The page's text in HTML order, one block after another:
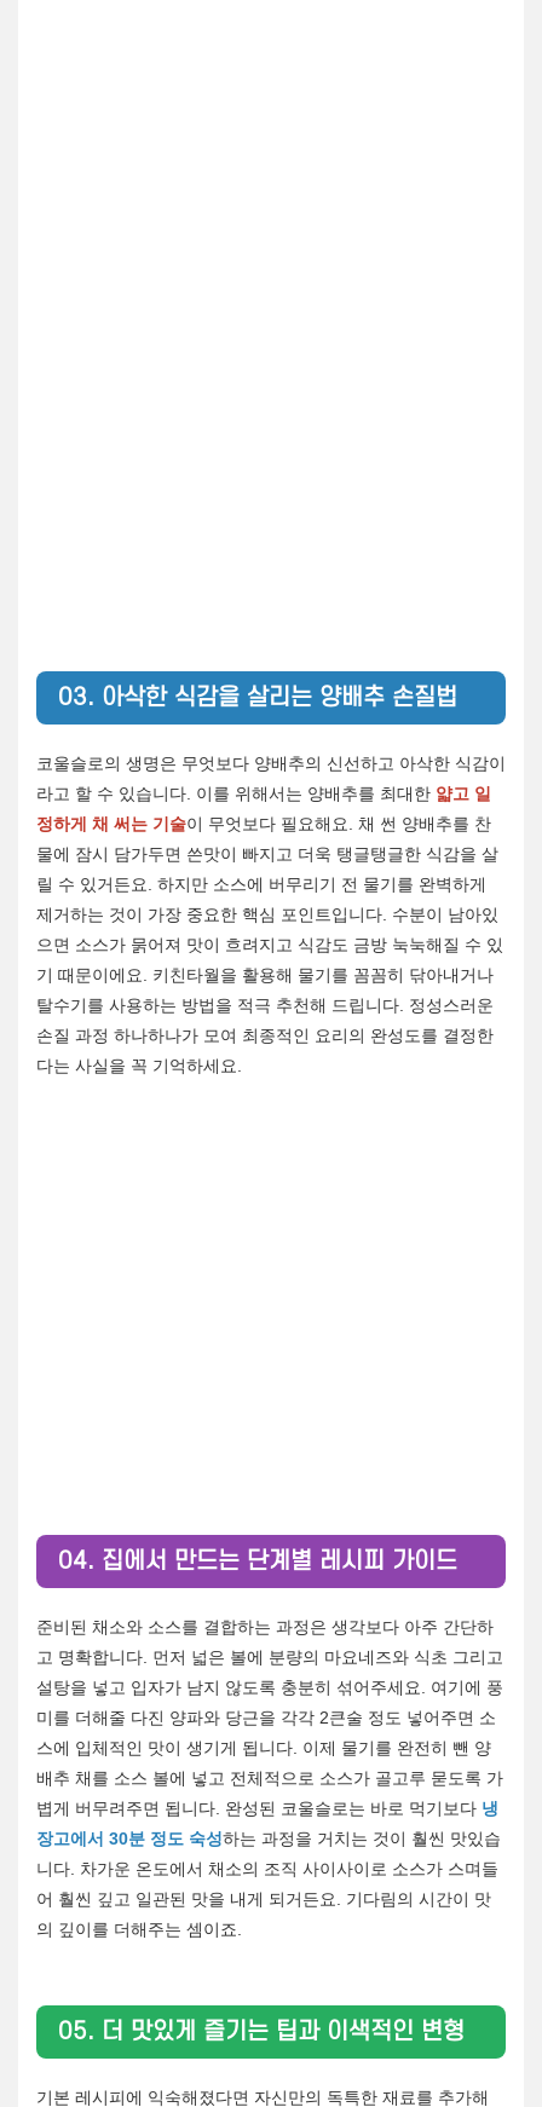
03. 아삭한 식감을 살리는 양배추 손질법
코울슬로의 생명은 무엇보다 양배추의 신선하고 아삭한 식감이
라고 할 수 있습니다. 이를 위해서는 양배추를 최대한 얇고 일
정하게 채 써는 기술이 무엇보다 필요해요. 채 썬 양배추를 찬
물에 잠시 담가두면 쓴맛이 빠지고 더욱 탱글탱글한 식감을 살
릴 수 있거든요. 하지만 소스에 버무리기 전 물기를 완벽하게
제거하는 것이 가장 중요한 핵심 포인트입니다. 수분이 남아있
으면 소스가 묽어져 맛이 흐려지고 식감도 금방 눅눅해질 수 있
기 때문이에요. 키친타월을 활용해 물기를 꼼꼼히 닦아내거나
탈수기를 사용하는 방법을 적극 추천해 드립니다. 정성스러운
손질 과정 하나하나가 모여 최종적인 요리의 완성도를 결정한
다는 사실을 꼭 기억하세요.
04. 집에서 만드는 단계별 레시피 가이드
준비된 채소와 소스를 결합하는 과정은 생각보다 아주 간단하
고 명확합니다. 먼저 넓은 볼에 분량의 마요네즈와 식초 그리고
설탕을 넣고 입자가 남지 않도록 충분히 섞어주세요. 여기에 풍
미를 더해줄 다진 양파와 당근을 각각 2큰술 정도 넣어주면 소
스에 입체적인 맛이 생기게 됩니다. 이제 물기를 완전히 뺀 양
배추 채를 소스 볼에 넣고 전체적으로 소스가 골고루 묻도록 가
볍게 버무려주면 됩니다. 완성된 코울슬로는 바로 먹기보다 냉
장고에서 30분 정도 숙성하는 과정을 거치는 것이 훨씬 맛있습
니다. 차가운 온도에서 채소의 조직 사이사이로 소스가 스며들
어 훨씬 깊고 일관된 맛을 내게 되거든요. 기다림의 시간이 맛
의 깊이를 더해주는 셈이죠.
05. 더 맛있게 즐기는 팁과 이색적인 변형
기본 레시피에 익숙해졌다면 자신만의 독특한 재료를 추가해